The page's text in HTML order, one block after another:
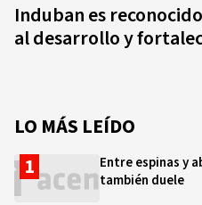
Induban es
al desarrollo y
LO MÁS LEÍDO
Entre espinas y
también duele